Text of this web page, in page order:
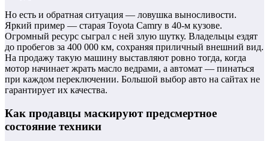
Но есть и обратная ситуация — ловушка выносливости.
Яркий пример — старая Toyota Camry в 40-м кузове.
Огромный ресурс сыграл с ней злую шутку. Владельцы ездят
до пробегов за 400 000 км, сохраняя приличный внешний вид.
На продажу такую машину выставляют ровно тогда, когда
мотор начинает жрать масло ведрами, а автомат — пинаться
при каждом переключении. Большой выбор авто на сайтах не
гарантирует их качества.
Как продавцы маскируют предсмертное
состояние техники